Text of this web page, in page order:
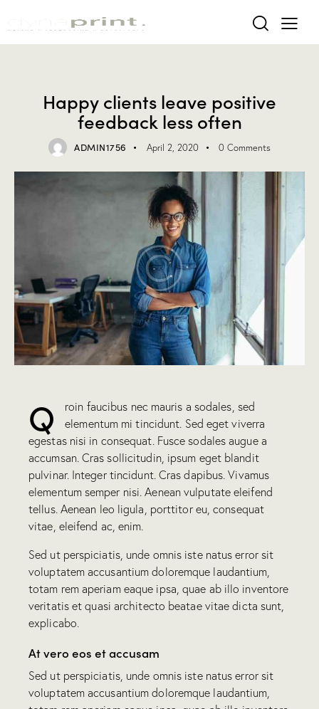
Happy clients leave positive
feedback less often
ADMIN1756 April 2, 2020 0 Comments
Q
roin faucibus nec mauris a sodales, sed
elementum mi tincidunt. Sed eget viverra
egestas nisi in consequat. Fusce sodales augue a
accumsan. Cras sollicitudin, ipsum eget blandit
pulvinar. Integer tincidunt. Cras dapibus. Vivamus
elementum semper nisi. Aenean vulputate eleifend
tellus. Aenean leo ligula, porttitor eu, consequat
vitae, eleifend ac, enim.
Sed ut perspiciatis, unde omnis iste natus error sit
voluptatem accusantium doloremque laudantium,
totam rem aperiam eaque ipsa, quae ab illo inventore
veritatis et quasi architecto beatae vitae dicta sunt,
explicabo.
At vero eos et accusam
Sed ut perspiciatis, unde omnis iste natus error sit
voluptatem accusantium doloremque laudantium,